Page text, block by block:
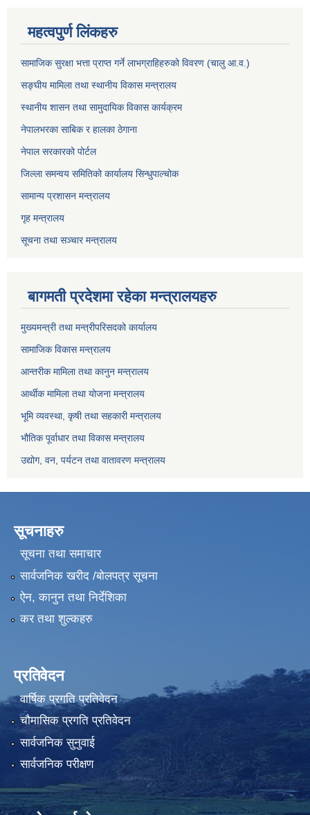
महत्वपुर्ण लिंकहरु
सामाजिक सुरक्षा भत्ता प्राप्त गर्ने लाभग्राहिहरुको विवरण (चालु आ.व.)
सङ्घीय मामिला तथा स्थानीय विकास मन्त्रालय
स्थानीय शासन तथा सामुदायिक विकास कार्यक्रम
नेपालभरका साबिक र हालका ठेगाना
नेपाल सरकारको पोर्टल
जिल्ला समन्वय समितिको कार्यालय सिन्धुपाल्चोक
सामान्य प्रशासन मन्त्रालय
गृह मन्त्रालय
सूचना तथा सञ्चार मन्त्रालय
बागमती प्रदेशमा रहेका मन्त्रालयहरु
मुख्यमन्त्री तथा मन्त्रीपरिसदको कार्यालय
सामाजिक विकास मन्त्रालय
आन्तरीक मामिला तथा कानुन मन्त्रालय
आर्थीक मामिला तथा योजना मन्त्रालय
भूमि व्यवस्था, कृषी तथा सहकारी मन्त्रालय
भौतिक पूर्वाधार तथा विकास मन्त्रालय
उद्योग, वन, पर्यटन तथा वातावरण मन्त्रालय
सूचनाहरु
सूचना तथा समाचार
सार्वजनिक खरीद /बोलपत्र सूचना
ऐन, कानुन तथा निर्देशिका
कर तथा शुल्कहरु
प्रतिवेदन
वार्षिक प्रगति प्रतिवेदन
चौमासिक प्रगति प्रतिवेदन
सार्वजनिक सुनुवाई
सार्वजनिक परीक्षण